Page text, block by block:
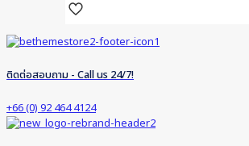
ติดต่อสอบถาม - Call us 24/7!
+66 (0) 92 464 4124